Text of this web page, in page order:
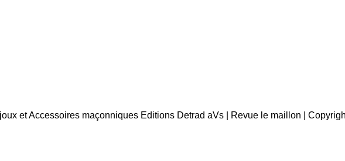
et Accessoires maçonniques Editions Detrad aVs | Revue le maillon |